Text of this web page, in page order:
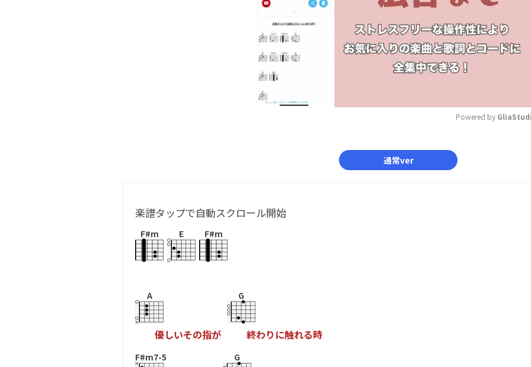
Powered by
通常ver
楽譜タップで自動スクロール開始
F#m E F#m
A
優しいその指が
G
終わり に触れる時
F#m7-5 G